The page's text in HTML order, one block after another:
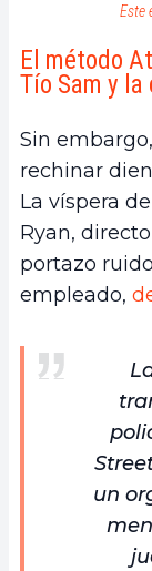
Este
El método
Tío Sam y
Sin
rechinar
La víspera
Ryan,
portazo
empleado,
un